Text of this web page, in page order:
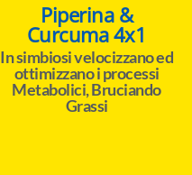
Piperina &
Curcuma 4x1
In simbiosi velocizzano ed
ottimizzano i processi
Metabolici, Bruciando
Grassi